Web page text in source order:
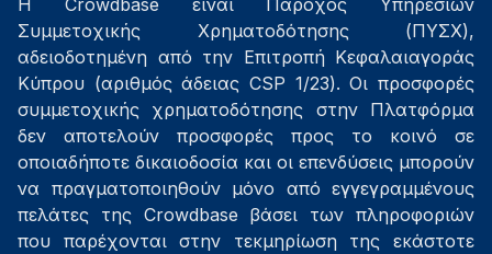
Η Crowdbase είναι Πάροχος Υπηρεσιών
Συμμετοχικής Χρηματοδότησης (ΠΥΣΧ),
αδειοδοτημένη από την Επιτροπή Κεφαλαιαγοράς
Κύπρου (αριθμός άδειας CSP 1/23). Οι προσφορές
συμμετοχικής χρηματοδότησης στην Πλατφόρμα
δεν αποτελούν προσφορές προς το κοινό σε
οποιαδήποτε δικαιοδοσία και οι επενδύσεις μπορούν
να πραγματοποιηθούν μόνο από εγγεγραμμένους
πελάτες της Crowdbase βάσει των πληροφοριών
που παρέχονται στην τεκμηρίωση της εκάστοτε